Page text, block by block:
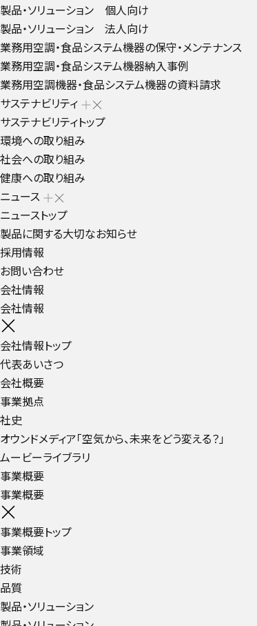
製品・ソリューション 個人向け
製品・ソリューション 法人向け
業務用空調・食品システム機器の保守・メンテナンス
業務用空調・食品システム機器納入事例
業務用空調機器・食品システム機器の資料請求
サステナビリティ
サステナビリティトップ
環境への取り組み
社会への取り組み
健康への取り組み
ニュース
ニューストップ
製品に関する大切なお知らせ
採用情報
お問い合わせ
会社情報
会社情報
会社情報トップ
代表あいさつ
会社概要
事業拠点
社史
オウンドメディア「空気から、未来をどう変える？」
ムービーライブラリ
事業概要
事業概要
事業概要トップ
事業領域
技術
品質
製品・ソリューション